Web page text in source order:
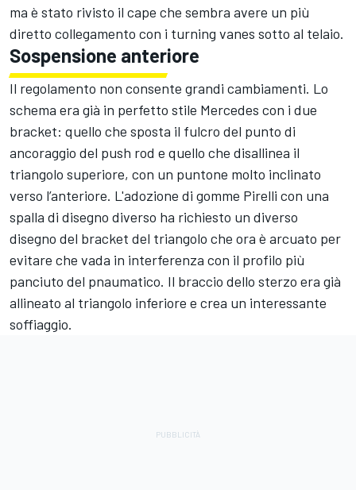
ma è stato rivisto il cape che sembra avere un più
diretto collegamento con i turning vanes sotto al telaio.
Sospensione anteriore
Il regolamento non consente grandi cambiamenti. Lo
schema era già in perfetto stile Mercedes con i due
bracket: quello che sposta il fulcro del punto di
ancoraggio del push rod e quello che disallinea il
triangolo superiore, con un puntone molto inclinato
verso l’anteriore. L'adozione di gomme Pirelli con una
spalla di disegno diverso ha richiesto un diverso
disegno del bracket del triangolo che ora è arcuato per
evitare che vada in interferenza con il profilo più
panciuto del pnaumatico. Il braccio dello sterzo era già
allineato al triangolo inferiore e crea un interessante
soffiaggio.